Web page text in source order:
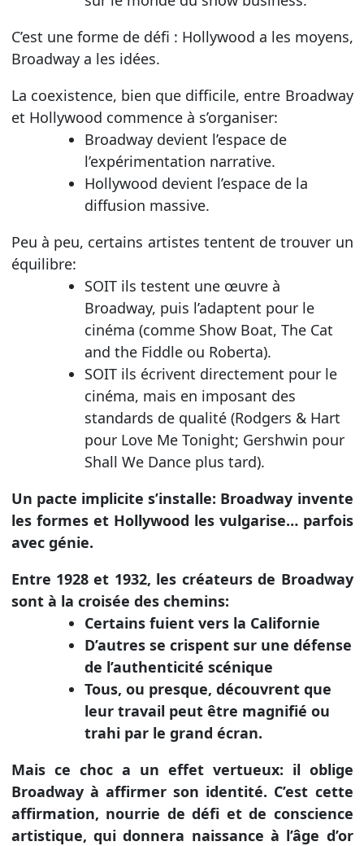
C’est une forme de défi : Hollywood a les moyens,
Broadway a les idées.
La coexistence, bien que difficile, entre Broadway
et Hollywood commence à s’organiser:
Broadway devient l’espace de
l’expérimentation narrative.
Hollywood devient l’espace de la
diffusion massive.
Peu à peu, certains artistes tentent de trouver un
équilibre:
SOIT ils testent une œuvre à
Broadway, puis l’adaptent pour le
cinéma (comme Show Boat, The Cat
and the Fiddle ou Roberta).
SOIT ils écrivent directement pour le
cinéma, mais en imposant des
standards de qualité (Rodgers & Hart
pour Love Me Tonight; Gershwin pour
Shall We Dance plus tard).
Un pacte implicite s’installe: Broadway invente
les formes et Hollywood les vulgarise… parfois
avec génie.
Entre 1928 et 1932, les créateurs de Broadway
sont à la croisée des chemins:
Certains fuient vers la Californie
D’autres se crispent sur une défense
de l’authenticité scénique
Tous, ou presque, découvrent que
leur travail peut être magnifié ou
trahi par le grand écran.
Mais ce choc a un effet vertueux: il oblige
Broadway à affirmer son identité. C’est cette
affirmation, nourrie de défi et de conscience
artistique, qui donnera naissance à l’âge d’or